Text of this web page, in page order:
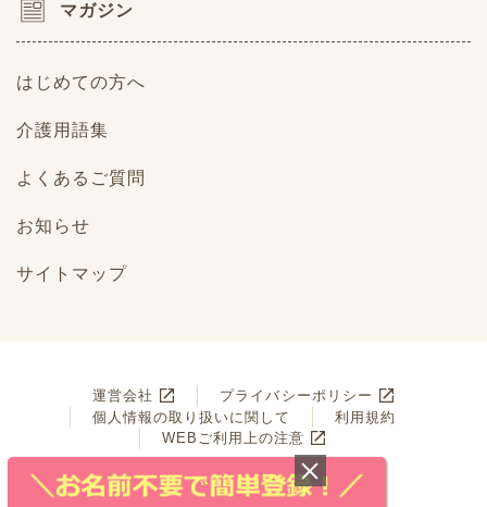
マガジン
はじめての方へ
介護用語集
よくあるご質問
お知らせ
サイトマップ
運営会社
プライバシーポリシー
個人情報の取り扱いに関して
利用規約
WEBご利用上の注意